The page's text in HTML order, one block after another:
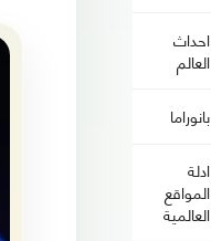
احداث
العالم
بانوراما
ادلة
المواقع
العالمية